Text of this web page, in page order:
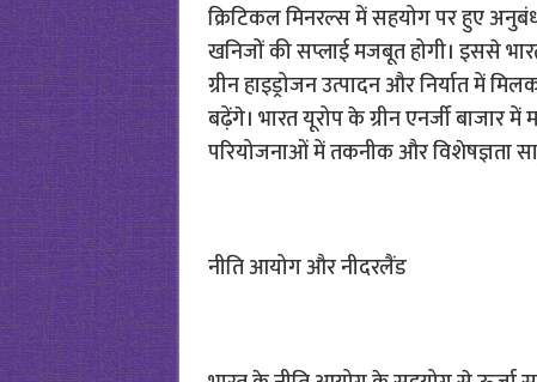
क्रिटिकल मिनरल्स में सहयोग पर हुए
खनिजों की सप्लाई मजबूत होगी। इससे
ग्रीन हाइड्रोजन उत्पादन और निर्यात में
बढ़ेंगे। भारत यूरोप के ग्रीन एनर्जी
परियोजनाओं में तकनीक और विशेषज्ञता
नीति आयोग और नीदरलैंड